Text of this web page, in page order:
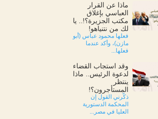
ماذا عن القرار
العباسي بإغلاق
مكتب الجزيرة؟!.. يا
لك من نتنياهو!
فعلها محمود عباس (أبو
مازن)، وأكد عندما
فعلها...
وقد استجاب القضاء
لدعوة الرئيس.. ماذا
ينتظر
المستأجرون؟!
ذكّرني القول إن
المحكمة الدستورية
العليا في مصر...